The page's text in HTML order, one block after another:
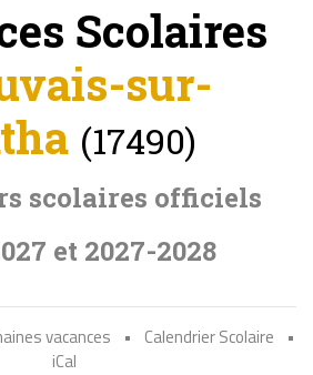
Scolaires
sur-
(17490)
scolaires officiels
et 2027-2028
vacances • Calendrier Scolaire
•
iCal